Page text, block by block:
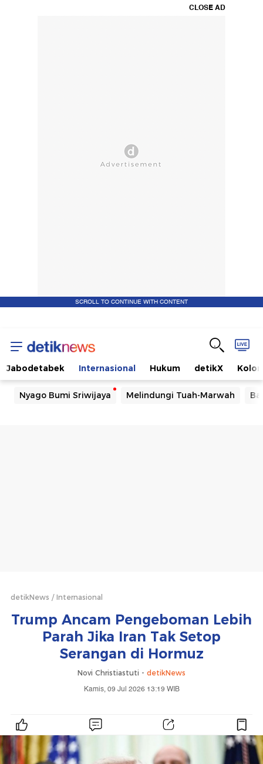
CLOSE AD
SCROLL TO CONTINUE WITH CONTENT
Jabodetabek Internasional Hukum detikX
Nyago Bumi Sriwijaya Melindungi Tuah-Marwah
detikNews Internasional
Trump Ancam Pengeboman Lebih
Parah Jika Iran Tak Setop
Serangan di Hormuz
Novi Christiastuti - detikNews
Kamis, 09 Jul 2026 13:19 WIB